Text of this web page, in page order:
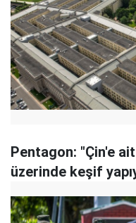
Pentagon: "Çin'e
üzerinde keşif